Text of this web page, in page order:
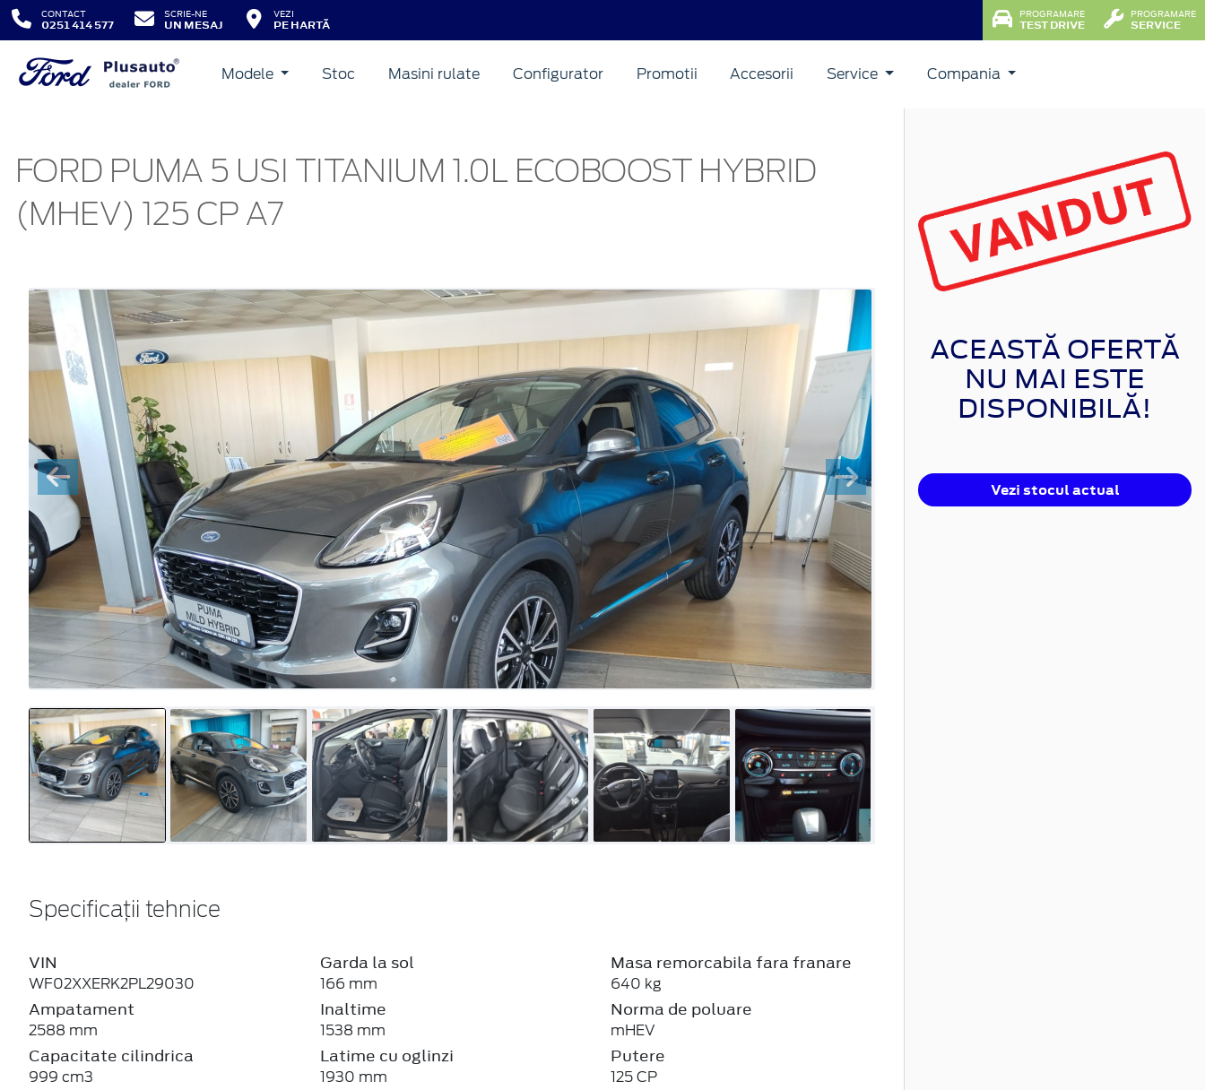
CONTACT
0251 414 577
SCRIE-NE
UN MESAJ
VEZI
PE HARTĂ
PROGRAMARE
TEST DRIVE
PROGRAMARE
SERVICE
Modele Stoc Masini rulate Configurator Promotii Accesorii Service Compania
FORD PUMA 5 USI TITANIUM 1.0L ECOBOOST HYBRID
(MHEV) 125 CP A7
Specificații tehnice
VIN
WF02XXERK2PL29030
Ampatament
2588 mm
Capacitate cilindrica
999 cm3
Garda la sol
166 mm
Inaltime
1538 mm
Latime cu oglinzi
1930 mm
Masa remorcabila fara franare
640 kg
Norma de poluare
mHEV
Putere
125 CP
ACEASTĂ OFERTĂ
NU MAI ESTE
DISPONIBILĂ!
Vezi stocul actual